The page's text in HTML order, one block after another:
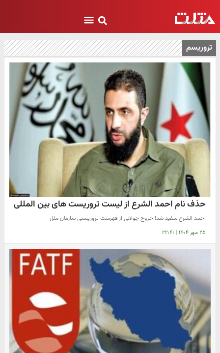
تروریسم
حذف نام احمد الشرع از لیست تروریست های بین المللی
احمد الشرع سفید شد! خروج جولانی از فهرست تروریستی سازمان ملل
۲۵ مهر ۱۴۰۴ | ۲۲:۴۱